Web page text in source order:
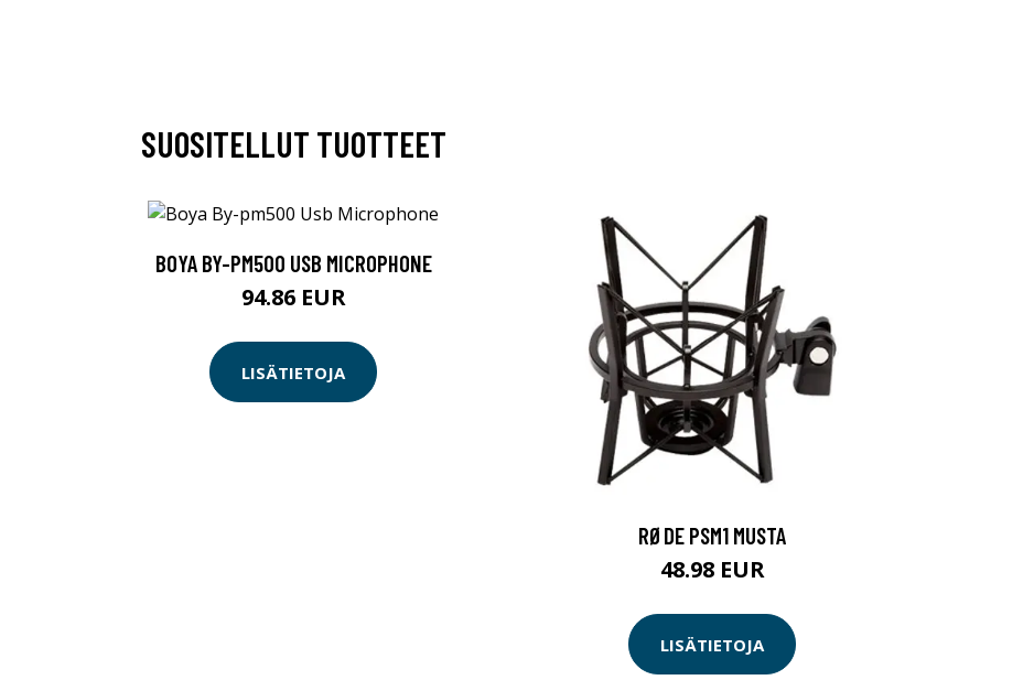
SUOSITELLUT TUOTTEET
BOYA BY-PM500 USB MICROPHONE
94.86 EUR
LISÄTIETOJA
RØDE PSM1 MUSTA
48.98 EUR
LISÄTIETOJA